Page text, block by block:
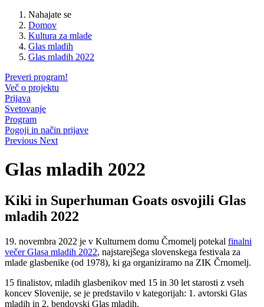
Nahajate se
Domov
Kultura za mlade
Glas mladih
Glas mladih 2022
Preveri program!
Več o projektu
Prijava
Svetovanje
Program
Pogoji in način prijave
Previous Next
Glas mladih 2022
Kiki in Superhuman Goats osvojili Glas
mladih 2022
19. novembra 2022 je v Kulturnem domu Črnomelj potekal finalni
večer Glasa mladih 2022, najstarejšega slovenskega festivala za
mlade glasbenike (od 1978), ki ga organiziramo na ZIK Črnomelj.
15 finalistov, mladih glasbenikov med 15 in 30 let starosti z vseh
koncev Slovenije, se je predstavilo v kategorijah: 1. avtorski Glas
mladih in 2. bendovski Glas mladih.